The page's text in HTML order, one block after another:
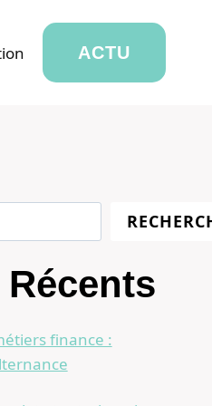
ACTU
finance :